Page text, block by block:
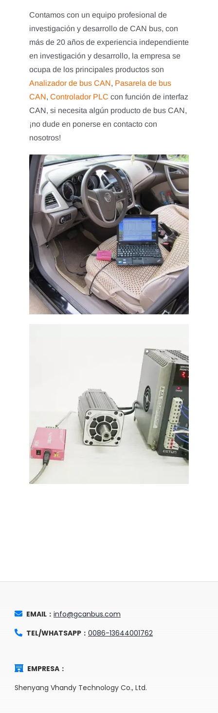
Contamos con un equipo profesional de
investigación y desarrollo de CAN bus, con
más de 20 años de experiencia independiente
en investigación y desarrollo, la empresa se
ocupa de los principales productos son
Analizador de bus CAN, Pasarela de bus
CAN, Controlador PLC con función de interfaz
CAN, si necesita algún producto de bus CAN,
¡no dude en ponerse en contacto con
nosotros!
EMAIL： info@gcanbus.com
TEL/WHATSAPP： 0086-13644001762
EMPRESA：
Shenyang Vhandy Technology Co., Ltd.